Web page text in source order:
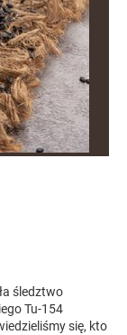
śledztwo
Tu-154
się, kto